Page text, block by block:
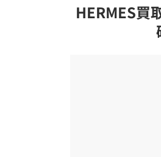
HERMES買